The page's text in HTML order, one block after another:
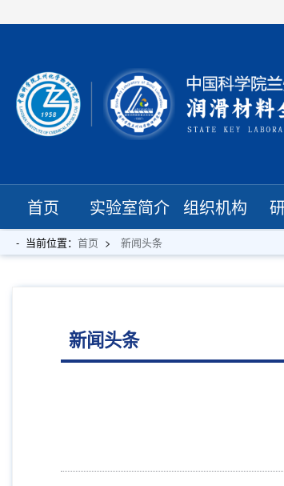
首页 实验室简介 组织机构
当前位置： 首页 新闻头条
新闻头条